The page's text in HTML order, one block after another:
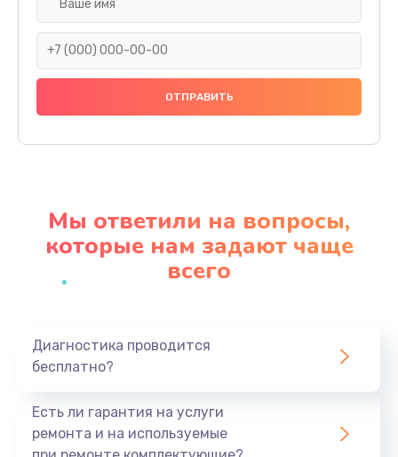
Замена праймера
1000 руб.
Заказать
Профилактическая чистка
Заказать
Мы ответили на вопросы,
которые нам задают чаще
всего
Диагностика проводится
бесплатно?
Есть ли гарантия на услуги
ремонта и на используемые